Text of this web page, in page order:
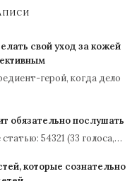
свой уход за кожей
герой, когда дело
обязательно послушать
54321 (33 голоса,…
которые сознательно